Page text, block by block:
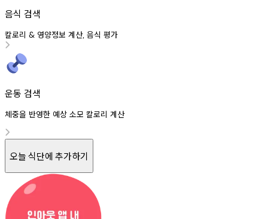
음식 검색
칼로리 & 영양정보 계산, 음식 평가
운동 검색
체중을 반영한 예상 소모 칼로리 계산
오늘 식단에 추가하기